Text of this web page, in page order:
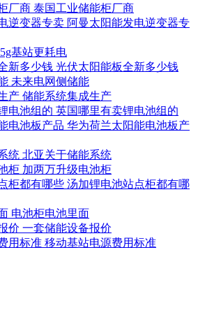
泰国工业储能柜厂商
阿曼太阳能发电逆变器专
5g基站更耗电
光伏太阳能板全新多少钱
未来电网侧储能
储能系统集成生产
英国哪里有卖锂电池组的
华为荷兰太阳能电池板产
北亚关于储能系统
加两万升级电池柜
汤加锂电池站点柜都有哪
电池柜电池里面
一套储能设备报价
移动基站电源费用标准